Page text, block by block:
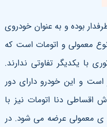
بوده و به عنوان خودروی
معمولی و اتومات است که
با یکدیگر تفاوتی ندارند.
115 اسب بخار است و این خودرو دارای دور
فروش اقساطی دنا اتومات نیز با
ی معمولی عرضه می شود. در